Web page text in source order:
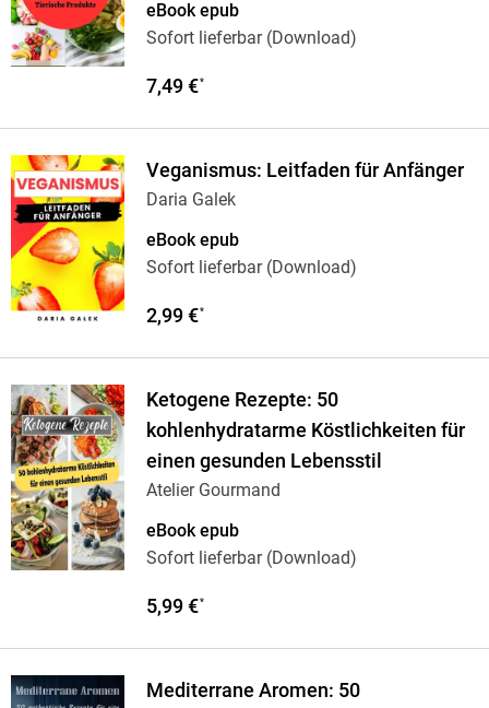
eBook epub
Sofort lieferbar (Download)
7,49 €*
Veganismus: Leitfaden für Anfänger
Daria Galek
eBook epub
Sofort lieferbar (Download)
2,99 €*
Ketogene Rezepte: 50
kohlenhydratarme Köstlichkeiten für
einen gesunden Lebensstil
Atelier Gourmand
eBook epub
Sofort lieferbar (Download)
5,99 €*
Mediterrane Aromen: 50